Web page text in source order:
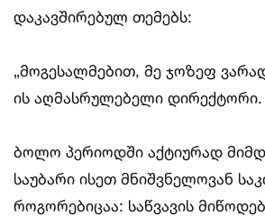
დაკავშირებულ თემებს:
„მოგესალმებით, მე ჯოზეფ
ის აღმასრულებელი დირექტორი.
ბოლო პერიოდში აქტიურად
საუბარი ისეთ მნიშვნელოვან
როგორებიცაა: საწვავის